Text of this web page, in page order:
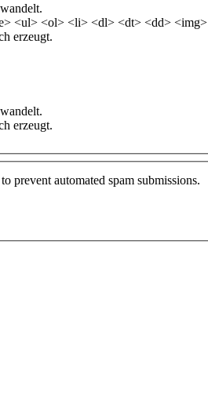
<ul> <ol> <li> <dl> <dt> <dd> <img>
erzeugt.
erzeugt.
prevent automated spam submissions.